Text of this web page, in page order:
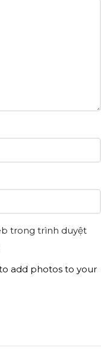
trong trình duyệt
add photos to your